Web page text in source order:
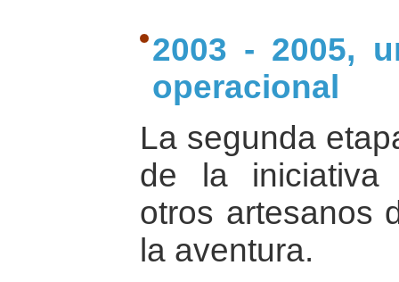
2003 - 2005,
operacional
La segunda
de la iniciativa
otros artesanos
la aventura.